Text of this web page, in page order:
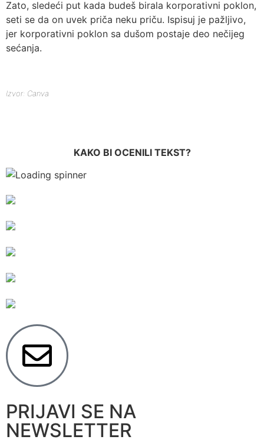
Zato, sledeći put kada budeš birala korporativni poklon,
seti se da on uvek priča neku priču. Ispisuj je pažljivo,
jer korporativni poklon sa dušom postaje deo nečijeg
sećanja.
Izvor: Canva
KAKO BI OCENILI TEKST?
PRIJAVI SE NA
NEWSLETTER